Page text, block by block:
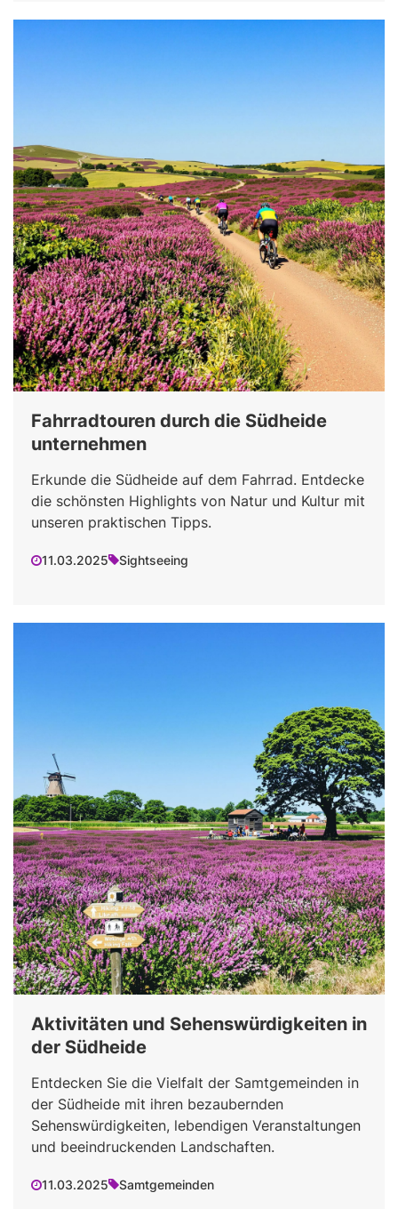
Fahrradtouren durch die Südheide
unternehmen
Erkunde die Südheide auf dem Fahrrad. Entdecke
die schönsten Highlights von Natur und Kultur mit
unseren praktischen Tipps.
11.03.2025 Sightseeing
Aktivitäten und Sehenswürdigkeiten in
der Südheide
Entdecken Sie die Vielfalt der Samtgemeinden in
der Südheide mit ihren bezaubernden
Sehenswürdigkeiten, lebendigen Veranstaltungen
und beeindruckenden Landschaften.
11.03.2025 Samtgemeinden